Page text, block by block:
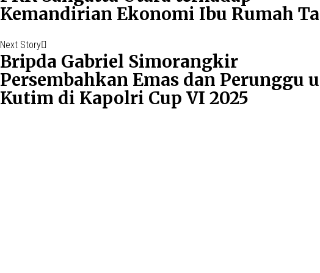
Kemandirian Ekonomi Ibu Rumah
Next Story
post:
Bripda Gabriel Simorangkir
Persembahkan Emas dan Perunggu
Kutim di Kapolri Cup VI 2025